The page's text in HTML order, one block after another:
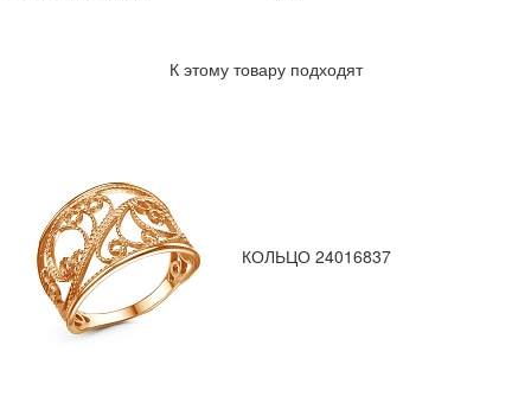
К этому товару подходят
КОЛЬЦО 24016837